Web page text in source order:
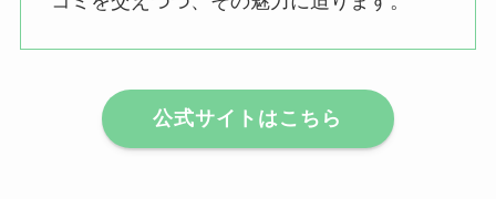
公式サイトはこちら